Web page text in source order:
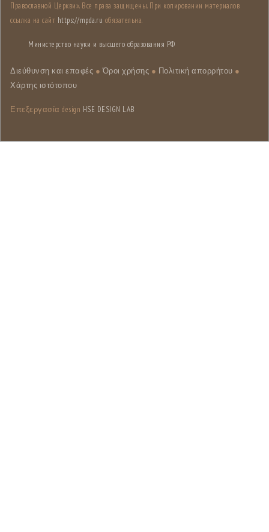
Православной Церкви». Все права защищены. При копировании материалов
ссылка на сайт https://mpda.ru обязательна.
Министерство науки и высшего образования РФ
Διεύθυνση και επαφές ●Όροι χρήσης ● Πολιτική απορρήτου ●
Χάρτης ιστότοπου
Επεξεργασία design HSE DESIGN LAB